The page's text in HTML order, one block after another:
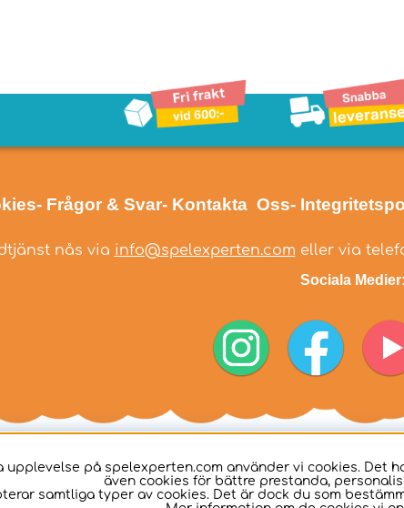
- Frågor & Svar- Kontakta Oss-
nås via info@spelexperten.com eller via
Sociala Medier:
upplevelse på spelexperten.com använder vi cookies.
även cookies för bättre prestanda,
samtliga typer av cookies. Det är dock du som